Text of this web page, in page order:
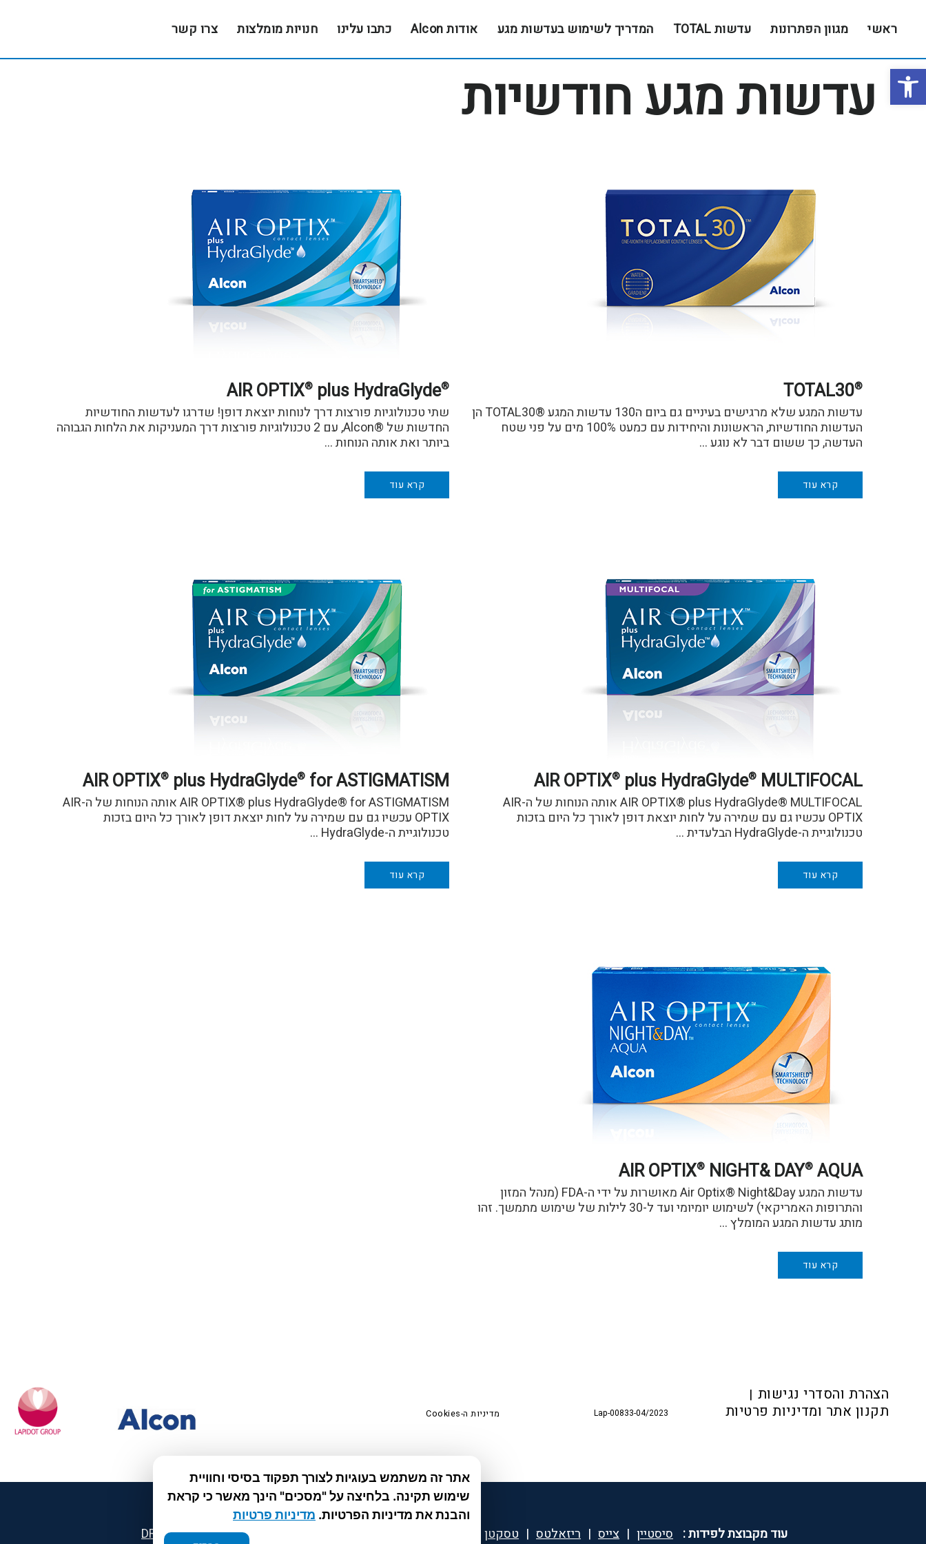
פתח סרגל נגישות
footerראשי מגוון הפתרונות עדשות TOTAL המדריך לשימוש בעדשות מגע אודות Alcon כתבו עלינו חנויות מומלצות צרו קשר
עדשות מגע חודשיות
TOTAL30®
עדשות המגע שלא מרגישים בעיניים גם ביום ה130 עדשות המגע ®TOTAL30 הן
העדשות החודשיות, הראשונות והיחידות עם כמעט 100% מים על פני שטח
העדשה, כך ששום דבר לא נוגע …
קרא עוד
AIR OPTIX® plus HydraGlyde®
שתי טכנולוגיות פורצות דרך לנוחות יוצאת דופן! שדרגו לעדשות החודשיות
החדשות של ®Alcon, עם 2 טכנולוגיות פורצות דרך המעניקות את הלחות הגבוהה
ביותר ואת אותה הנוחות …
קרא עוד
AIR OPTIX® plus HydraGlyde® MULTIFOCAL
AIR OPTIX® plus HydraGlyde® MULTIFOCAL אותה הנוחות של ה-AIR
OPTIX עכשיו גם עם שמירה על לחות יוצאת דופן לאורך כל היום בזכות
טכנולוגיית ה-HydraGlyde הבלעדית …
קרא עוד
AIR OPTIX® plus HydraGlyde® for ASTIGMATISM
AIR OPTIX® plus HydraGlyde® for ASTIGMATISM אותה הנוחות של ה-AIR
OPTIX עכשיו גם עם שמירה על לחות יוצאת דופן לאורך כל היום בזכות
טכנולוגיית ה-HydraGlyde …
קרא עוד
AIR OPTIX® NIGHT& DAY® AQUA
עדשות המגע Air Optix® Night&Day מאושרות על ידי ה-FDA (מנהל המזון
והתרופות האמריקאי) לשימוש יומיומי ועד ל-30 לילות של שימוש מתמשך. זהו
מותג עדשות המגע המומלץ …
קרא עוד
Footer
הצהרת והסדרי נגישות
תקנון אתר ומדיניות פרטיות
Lap-00833-04/2023 מדיניות ה-Cookies
אתר זה משתמש בעוגיות לצורך תפקוד בסיסי וחוויית
שימוש תקינה. בלחיצה על "מסכים" הינך מאשר כי קראת
והבנת את מדיניות הפרטיות. מדיניות פרטיות
עוד מקבוצת לפידות : סיסטיין | צייס | ריזאלטס | טסקטן קוקידנט |
DROPsept®